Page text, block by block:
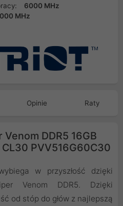
6000 MHz
MHz
Opinie Raty
DDR5 16GB
PVV516G60C30
w przyszłość dzięki
Venom DDR5. Dzięki
od stóp do głów z najlepszą